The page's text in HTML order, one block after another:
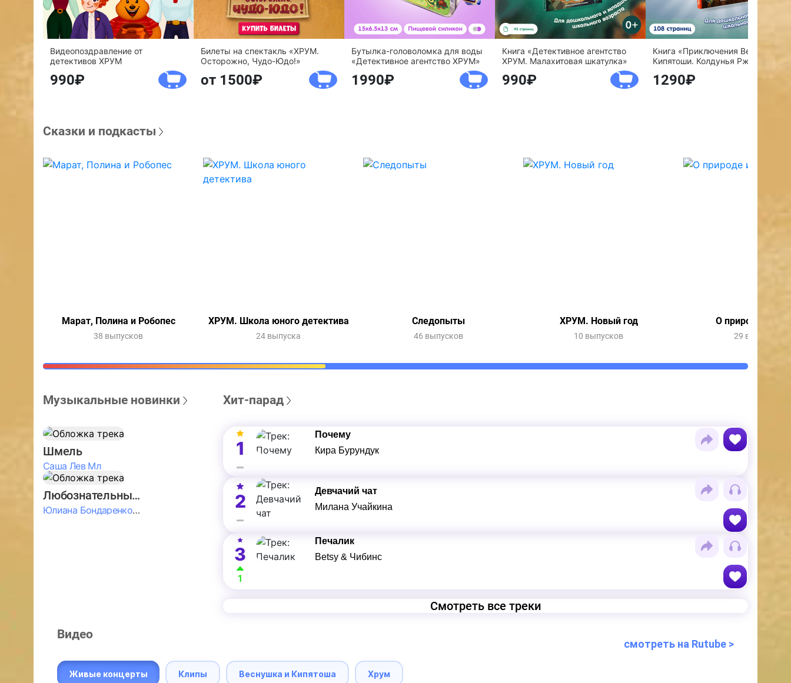
Видеопоздравление от
детективов ХРУМ
990
Билеты на спектакль «ХРУМ.
Осторожно, Чудо-Юдо!»
от 1500
Бутылка-головоломка для воды
«Детективное агентство ХРУМ»
1990
Книга «Детективное агентство
ХРУМ. Малахитовая шкатулка»
990
Книга «Приключения Веснушки и
Кипятоши. Колдунья Ржавелла»
1290
Сказки и подкасты
Марат, Полина и Робопес
38 выпусков
ХРУМ. Школа юного детектива
24 выпуска
Следопыты
46 выпусков
ХРУМ. Новый год
10 выпусков
О природе и
29 выпусков
Музыкальные новинки
Шмель
Саша Лев Мл
Любознательные Дети
Юлиана Бондаренко & Амелия Колпакова & Егор Егоров & Валерия Шевченко & Ксюша Косичкина
Хит-парад
1
Почему
Кира Бурундук
2
Девчачий чат
Милана Учайкина
3
1
Печалик
Betsy & Чибинс
Смотреть все треки
Видео
смотреть на Rutube >
Живые концерты Клипы Веснушка и Кипятоша Хрум